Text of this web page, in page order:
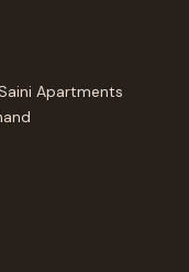
Apartments